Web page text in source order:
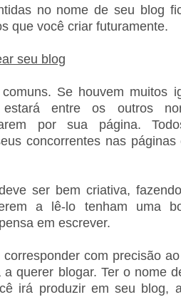
no nome de seu blog
que você criar futuramente.
seu blog
Se houvem muitos
entre os outros
por sua página.
concorrentes nas páginas
ser bem criativa,
a lê-lo tenham uma
em escrever.
com precisão
querer blogar. Ter o nome
irá produzir em seu blog,